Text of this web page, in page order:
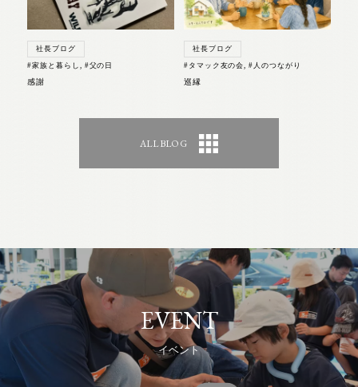
社長ブログ
#家族と暮らし , #父の日
感謝
社長ブログ
#タマック友の会,#人のつながり
巡縁
ALL BLOG
EVENT
イベント